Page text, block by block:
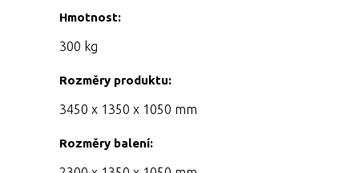
Hmotnost:
300 kg
Rozměry produktu:
3450 x 1350 x 1050 mm
Rozměry balení: